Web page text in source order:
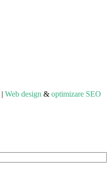
| Web design & optimizare SEO